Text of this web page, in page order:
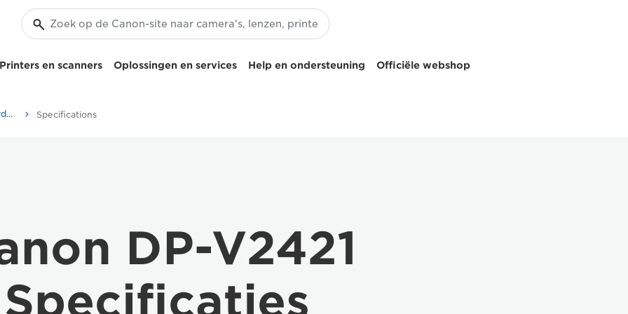
Printers en scanners Oplossingen en services Help en ondersteuning Officiële webshop
Canon DP-V2421 - Camcorders Specifications
DP-V2421
Specificaties